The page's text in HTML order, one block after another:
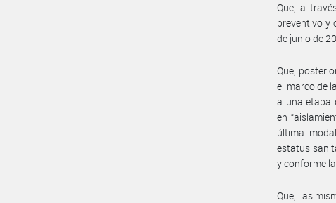
Que, a
preventivo y
de junio de
Que,
el marco de
a una etapa
en
última
estatus
y conforme
Que,